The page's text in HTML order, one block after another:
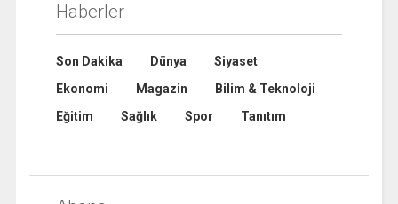
Haberler
Son Dakika Dünya
Siyaset
Ekonomi
Magazin
Bilim & Teknoloji
Eğitim
Sağlık Spor Tanıtım